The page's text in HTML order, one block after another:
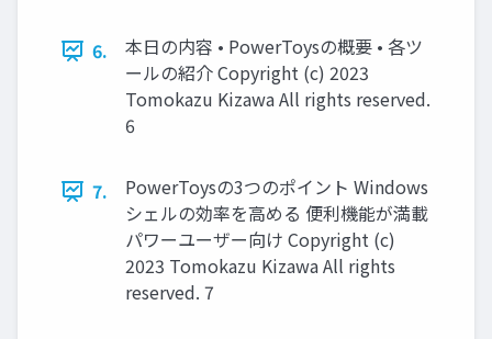
6.
本日の内容 • PowerToysの概要 • 各ツ
ールの紹介 Copyright (c) 2023
Tomokazu Kizawa All rights reserved.
6
7.
PowerToysの3つのポイント Windows
シェルの効率を高める 便利機能が満載
パワーユーザー向け Copyright (c)
2023 Tomokazu Kizawa All rights
reserved. 7